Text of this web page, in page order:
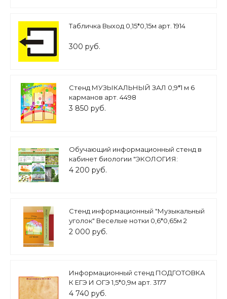
Табличка Выход 0,15*0,15м арт. 1914
300 руб.
Стенд МУЗЫКАЛЬНЫЙ ЗАЛ 0,9*1 м 6
карманов арт. 4498
3 850 руб.
Обучающий информационный стенд в
кабинет биологии "ЭКОЛОГИЯ:
антропогенное воздействие на
4 200 руб.
Стенд информационный "Музыкальный
уголок" Веселые нотки 0,6*0,65м 2
кармана А4 арт. МУЗ1164
2 000 руб.
Информационный стенд ПОДГОТОВКА
К ЕГЭ И ОГЭ 1,5*0,9м арт. 3177
4 740 руб.